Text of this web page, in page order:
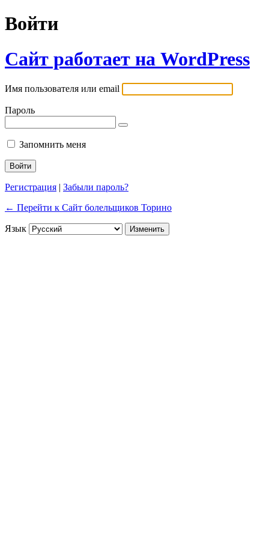
Войти
Сайт работает на WordPress
Имя пользователя или email
Пароль
Запомнить меня
Регистрация | Забыли пароль?
← Перейти к Сайт болельщиков Торино
Язык